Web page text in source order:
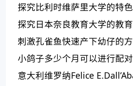
探究比利时维萨里大学的特
探究日本奈良教育大学的教
刺激孔雀鱼快速产下幼仔的
小鸽子多少个月可以进行配对
意大利维罗纳Felice